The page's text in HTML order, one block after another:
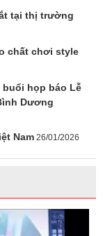
tại thị trường
chất chơi style
buổi họp báo Lễ
Dương
Nam 26/01/2026